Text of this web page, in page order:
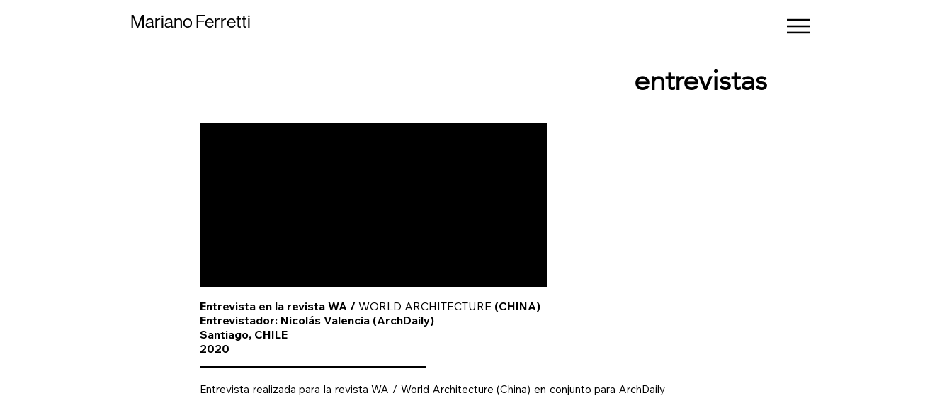
Mariano Ferretti
entrevistas
Entrevista en la revista WA / WORLD ARCHITECTURE (CHINA)
Entrevistador: Nicolás Valencia (ArchDaily)
Santiago, CHILE
2020
Entrevista realizada para la revista WA / World Architecture (China) en conjunto para ArchDaily